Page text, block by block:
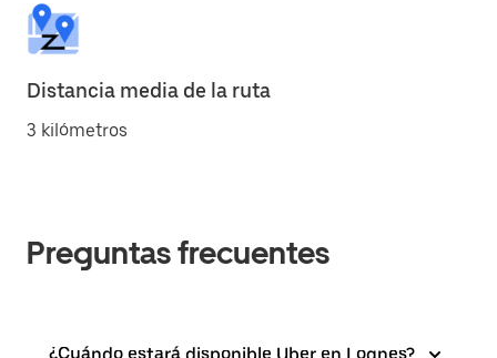
Distancia media de la ruta
3 kilómetros
Preguntas frecuentes